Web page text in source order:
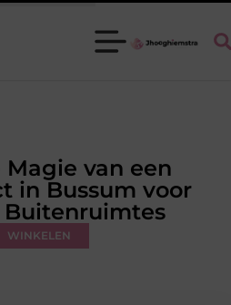
van een
in Bussum voor
Buitenruimtes
WINKELEN